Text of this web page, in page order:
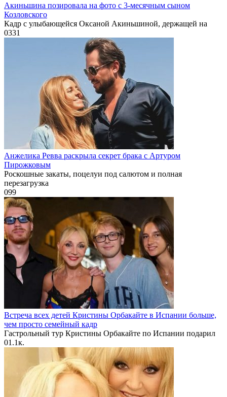
Акиньшина позировала на фото с 3-месячным сыном
Козловского
Кадр с улыбающейся Оксаной Акиньшиной, держащей на
0331
Анжелика Ревва раскрыла секрет брака с Артуром
Пирожковым
Роскошные закаты, поцелуи под салютом и полная
перезагрузка
099
Встреча всех детей Кристины Орбакайте в Испании больше,
чем просто семейный кадр
Гастрольный тур Кристины Орбакайте по Испании подарил
01.1к.